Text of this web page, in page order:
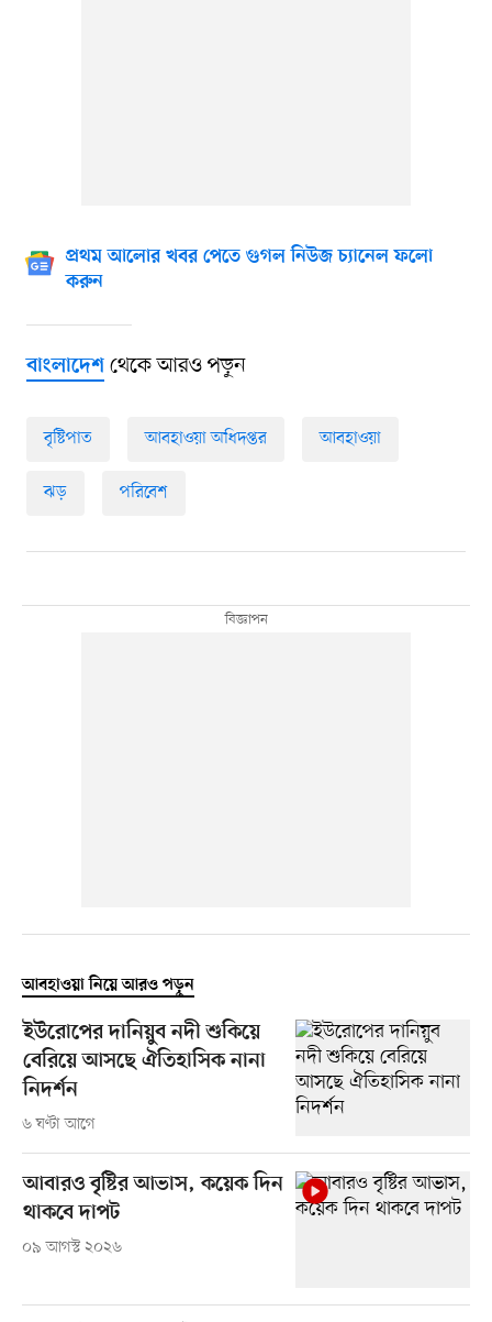
প্রথম আলোর খবর পেতে গুগল নিউজ চ্যানেল ফলো
করুন
বাংলাদেশথেকে আরও পড়ুন
বৃষ্টিপাত আবহাওয়া অধিদপ্তর আবহাওয়া
ঝড় পরিবেশ
আবহাওয়া নিয়ে আরও পড়ুন
ইউরোপের দানিয়ুব নদী শুকিয়ে
বেরিয়ে আসছে ঐতিহাসিক নানা
নিদর্শন
৬ ঘণ্টা আগে
আবারও বৃষ্টির আভাস, কয়েক দিন
থাকবে দাপট
০৯ আগস্ট ২০২৬